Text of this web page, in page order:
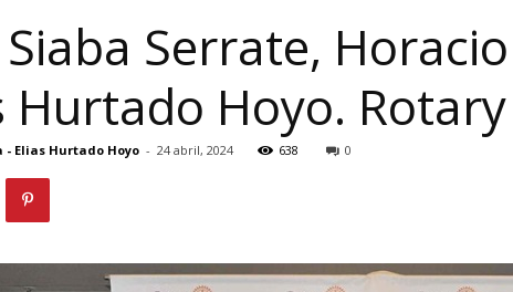
Siaba Serrate,
Hurtado Hoyo.
- Elias Hurtado Hoyo - 24 abril, 2024 638 0